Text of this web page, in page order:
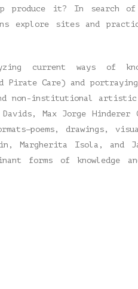
produce it? In search
explore sites and
current ways of
Pirate Care) and
non-institutional artistic
Max Jorge Hinderer
drawings,
Margherita Isola, and
forms of knowledge